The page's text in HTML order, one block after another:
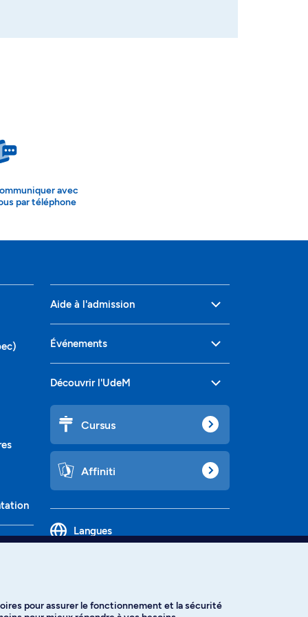
avec
par téléphone
Aide à l'admission
Événements
Découvrir l'UdeM
Cursus
Affiniti
Langues
pour assurer le fonctionnement et la sécurité